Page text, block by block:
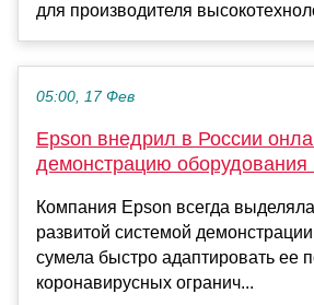
для производителя
05:00, 17 Фев
Epson внедрил в России
демонстрацию оборудования
Компания Еpson всегда
развитой системой
сумела быстро адаптировать ее
коронавирусных огранич...